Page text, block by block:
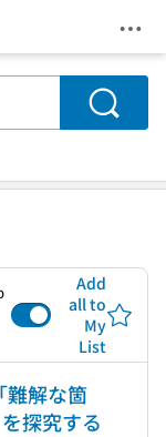
Search
Add
all to
My
List
難解な箇
探究する